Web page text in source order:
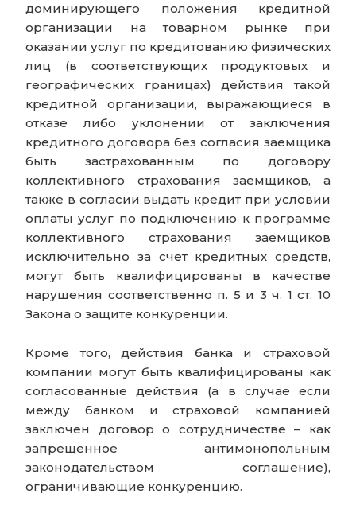
доминирующего положения кредитной
организации на товарном рынке при
оказании услуг по кредитованию физических
лиц (в соответствующих продуктовых и
географических границах) действия такой
кредитной организации, выражающиеся в
отказе либо уклонении от заключения
кредитного договора без согласия заемщика
быть застрахованным по договору
коллективного страхования заемщиков, а
также в согласии выдать кредит при условии
оплаты услуг по подключению к программе
коллективного страхования заемщиков
исключительно за счет кредитных средств,
могут быть квалифицированы в качестве
нарушения соответственно п. 5 и 3 ч. 1 ст. 10
Закона о защите конкуренции.
Кроме того, действия банка и страховой
компании могут быть квалифицированы как
согласованные действия (а в случае если
между банком и страховой компанией
заключен договор о сотрудничестве – как
запрещенное антимонопольным
законодательством соглашение),
ограничивающие конкуренцию.